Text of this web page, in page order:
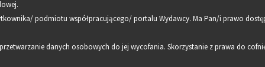
podmiotu współpracującego/ portalu Wydawcy. Ma Pan/i prawo
danych osobowych do jej wycofania. Skorzystanie z prawa do